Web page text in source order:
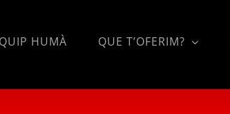
HUMÀ QUE T’OFERIM?